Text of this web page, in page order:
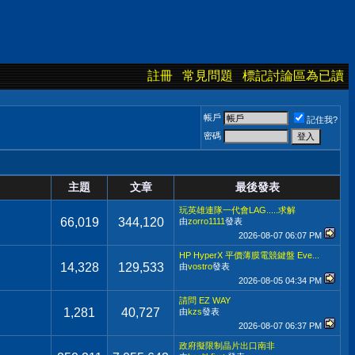
註冊 常見問題 標記討論區為已讀
帳戶
記住我?
密碼
主題 文章 最後發表
66,019 344,120
玩英雄連隊一代會LAG.....求解
由zorro1111發表
2026-08-07 06:07 PM
14,328 129,533
HP HyperX 平價薄膜電競鍵盤 Eve...
由vostro發表
2026-08-05 04:34 PM
1,281 40,727
請問 EZ WAY
由kzs發表
2026-08-07 06:37 PM
政府擬限制晶片出口南非